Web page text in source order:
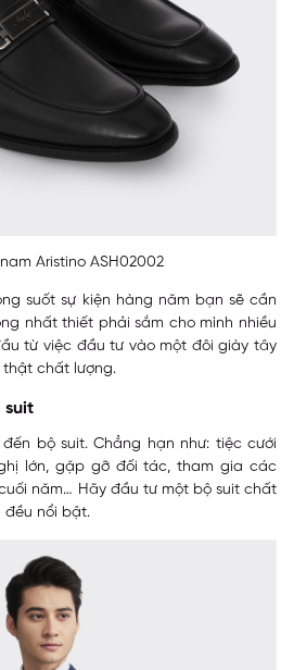
Aristino ASH02002
suốt sự kiện hàng năm bạn sẽ cần
nhất thiết phải sắm cho mình nhiều
từ việc đầu tư vào một đôi giày tây
chất lượng.
suit
bộ suit. Chẳng hạn như: tiệc cưới
lớn, gặp gỡ đối tác, tham gia các
năm… Hãy đầu tư một bộ suit chất
đều nổi bật.